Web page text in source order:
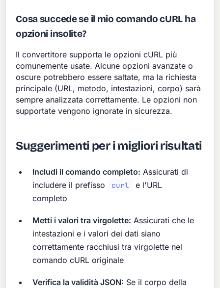
Cosa succede se il mio comando cURL ha
opzioni insolite?
Il convertitore supporta le opzioni cURL più
comunemente usate. Alcune opzioni avanzate o
oscure potrebbero essere saltate, ma la richiesta
principale (URL, metodo, intestazioni, corpo) sarà
sempre analizzata correttamente. Le opzioni non
supportate vengono ignorate in sicurezza.
Suggerimenti per i migliori risultati
Includi il comando completo: Assicurati di
includere il prefisso
curl
e l'URL
completo
Metti i valori tra virgolette: Assicurati che le
intestazioni e i valori dei dati siano
correttamente racchiusi tra virgolette nel
comando cURL originale
Verifica la validità JSON: Se il corpo della